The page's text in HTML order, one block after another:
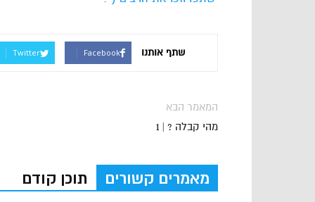
שתף אותנו Facebook
Twitter
המאמר הבא
מהי קבלה ? | 1
מאמרים קשורים תוכן קודם